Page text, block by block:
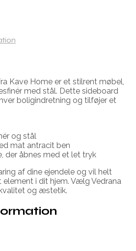
Kave Home er et stilrent møbel,
med stål. Dette sideboard
boligindretning og tilføjer et
og stål
mat antracit ben
der åbnes med et let tryk
af dine ejendele og vil helt
i dit hjem. Vælg Vedrana
og æstetik.